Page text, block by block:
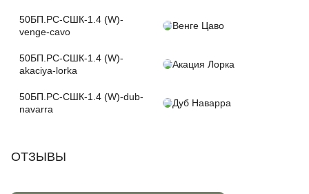
50БП.РС-СШК-1.4 (W)-
venge-cavo
Венге Цаво
50БП.РС-СШК-1.4 (W)-
akaciya-lorka
Акация Лорка
50БП.РС-СШК-1.4 (W)-dub-
navarra
Дуб Наварра
ОТЗЫВЫ